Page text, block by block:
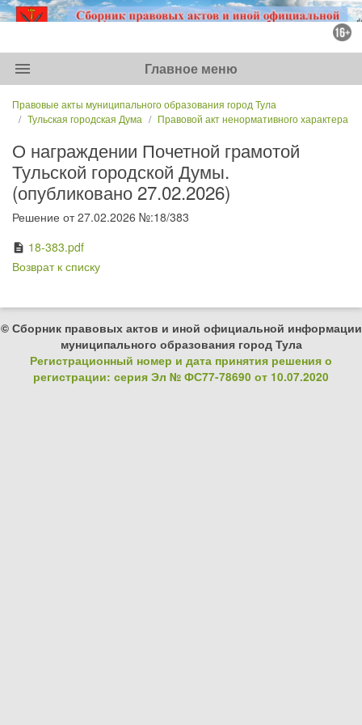
menu Главное меню
Правовые акты муниципального образования город Тула
Тульская городская Дума
Правовой акт ненормативного характера
О награждении Почетной грамотой
Тульской городской Думы.
(опубликовано 27.02.2026)
Решение от 27.02.2026 №:18/383
description 18-383.pdf
Возврат к списку
© Сборник правовых актов и иной официальной информации
муниципального образования город Тула
Регистрационный номер и дата принятия решения о
регистрации: серия Эл № ФС77-78690 от 10.07.2020